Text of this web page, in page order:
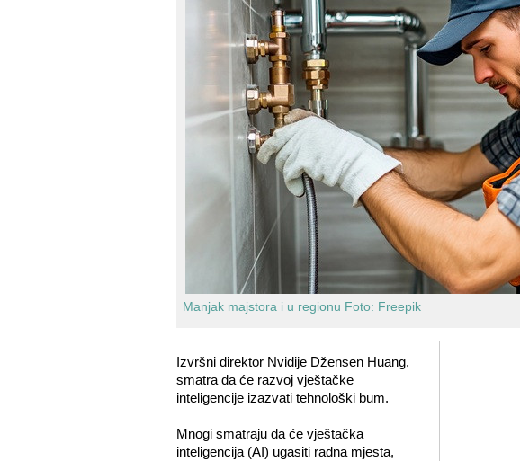
Manjak majstora i u regionu Foto: Freepik
Izvršni direktor Nvidije Džensen Huang,
smatra da će razvoj vještačke
inteligencije izazvati tehnološki bum.
Mnogi smatraju da će vještačka
inteligencija (AI) ugasiti radna mjesta,